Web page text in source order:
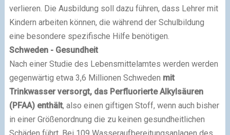
verlieren. Die Ausbildung soll dazu führen, dass Lehrer mit
Kindern arbeiten können, die während der Schulbildung
eine besondere spezifische Hilfe benötigen.
Schweden - Gesundheit
Nach einer Studie des Lebensmittelamtes werden werden
gegenwärtig etwa 3,6 Millionen Schweden mit
Trinkwasser versorgt, das Perfluorierte Alkylsäuren
(PFAA) enthält, also einen giftigen Stoff, wenn auch bisher
in einer Größenordnung die zu keinen gesundheitlichen